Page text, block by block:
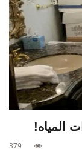
المياه!
379